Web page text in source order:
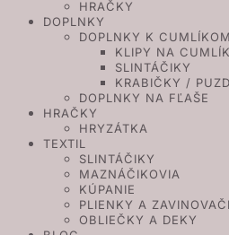
HRAČKY
DOPLNKY
DOPLNKY K CUMLÍKOM
KLIPY NA
SLINTÁČIKY
KRABIČKY /
DOPLNKY NA FĽAŠE
HRAČKY
HRYZÁTKA
TEXTIL
SLINTÁČIKY
MAZNÁČIKOVIA
KÚPANIE
PLIENKY A
OBLIEČKY A DEKY